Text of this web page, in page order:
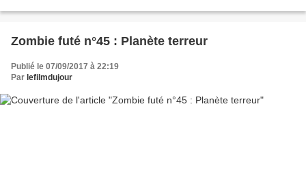
Zombie futé n°45 : Planète terreur
Publié le 07/09/2017 à 22:19
Par lefilmdujour